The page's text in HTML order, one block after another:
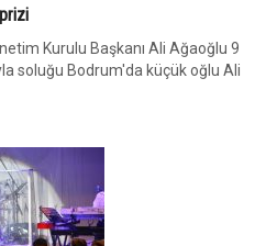
Kurulu Başkanı Ali Ağaoğlu 9
soluğu Bodrum'da küçük oğlu Ali